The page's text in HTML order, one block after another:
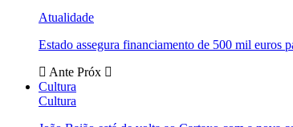
Atualidade
Estado assegura financiamento de 500 mil
Ante Próx
Cultura
Cultura